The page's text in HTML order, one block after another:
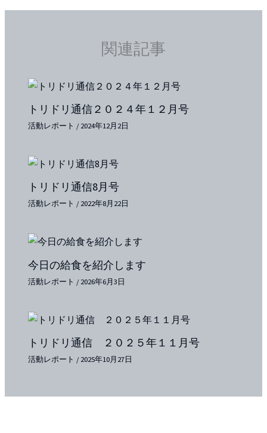
関連記事
トリドリ通信２０２４年１２月号
活動レポート /2024年12月2日
トリドリ通信8月号
活動レポート /2022年8月22日
今日の給食を紹介します
活動レポート /2026年6月3日
トリドリ通信 ２０２５年１１月号
活動レポート /2025年10月27日